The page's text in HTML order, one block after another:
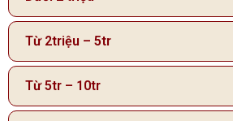
Từ 2triệu – 5tr
Từ 5tr – 10tr